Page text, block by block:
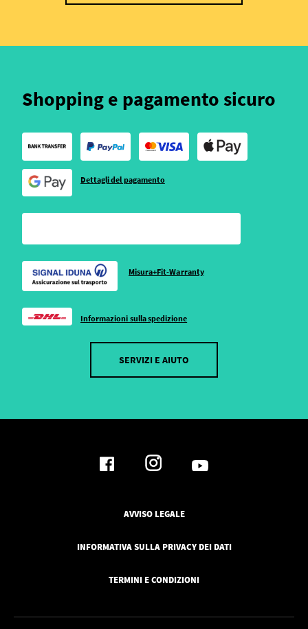
Shopping e pagamento sicuro
Dettagli del pagamento
Misura+Fit-Warranty
Informazioni sulla spedizione
SERVIZI E AIUTO
AVVISO LEGALE
INFORMATIVA SULLA PRIVACY DEI DATI
TERMINI E CONDIZIONI